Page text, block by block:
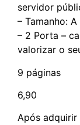
servidor
– Tamanho:
– 2 Porta –
valorizar o
9 páginas
6,90
Após